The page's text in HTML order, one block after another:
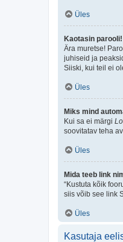
Üles
Kaotasin parooli!
Ära muretse!
juhiseid ja
Siiski, kui teil ei
Üles
Miks mind
Kui sa ei märgi
soovitatav teha
Üles
Mida teeb link
“Kustuta kõik
siis võib see link
Üles
Kasutaja